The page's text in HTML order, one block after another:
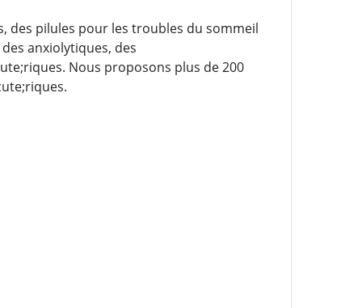
des pilules pour les troubles du sommeil
anxiolytiques, des
Nous proposons plus de 200